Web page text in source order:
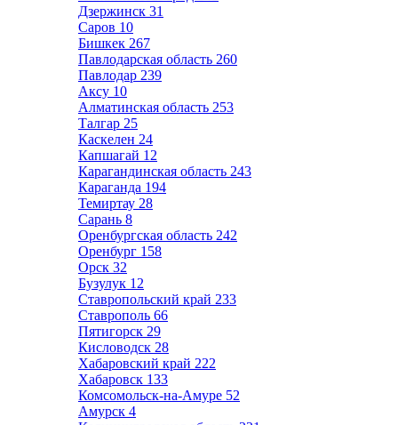
Дзержинск 31
Саров 10
Бишкек 267
Павлодарская область 260
Павлодар 239
Аксу 10
Алматинская область 253
Талгар 25
Каскелен 24
Капшагай 12
Карагандинская область 243
Караганда 194
Темиртау 28
Сарань 8
Оренбургская область 242
Оренбург 158
Орск 32
Бузулук 12
Ставропольский край 233
Ставрополь 66
Пятигорск 29
Кисловодск 28
Хабаровский край 222
Хабаровск 133
Комсомольск-на-Амуре 52
Амурск 4